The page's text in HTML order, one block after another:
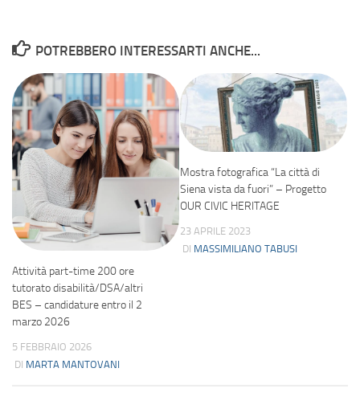
POTREBBERO INTERESSARTI ANCHE...
Attività part-time 200 ore
tutorato disabilità/DSA/altri
BES – candidature entro il 2
marzo 2026
5 FEBBRAIO 2026
DI MARTA MANTOVANI
Mostra fotografica “La città di
Siena vista da fuori” – Progetto
OUR CIVIC HERITAGE
23 APRILE 2023
DI MASSIMILIANO TABUSI